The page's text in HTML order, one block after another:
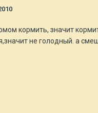
кормить, значит
не голодный. а